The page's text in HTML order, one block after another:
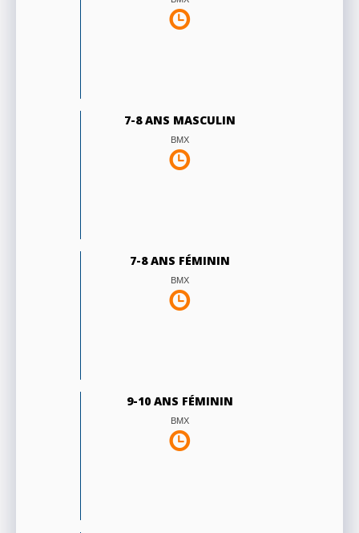
7-8 ANS MASCULIN
BMX
7-8 ANS FÉMININ
BMX
9-10 ANS FÉMININ
BMX